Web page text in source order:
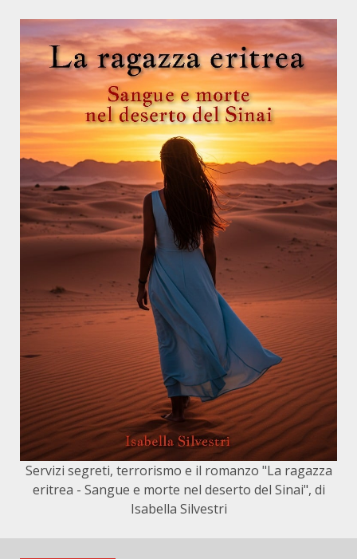
Servizi segreti, terrorismo e il romanzo "La ragazza
eritrea - Sangue e morte nel deserto del Sinai", di
Isabella Silvestri